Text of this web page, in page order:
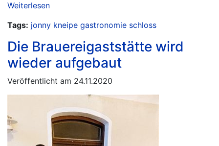
Weiterlesen
Tags: jonny kneipe gastronomie schloss
Die Brauereigaststätte wird
wieder aufgebaut
Veröffentlicht am 24.11.2020